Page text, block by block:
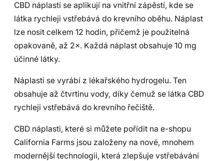
CBD náplasti se aplikují na vnitřní zápěstí, kde se
látka rychleji vstřebává do krevního oběhu. Náplast
lze nosit celkem 12 hodin, přičemž je použitelná
opakovaně, až 2×. Každá náplast obsahuje 10 mg
účinné látky.
Náplasti se vyrábí z lékařského hydrogelu. Ten
obsahuje až čtvrtinu vody, díky čemuž se látka CBD
rychleji vstřebává do krevního řečiště.
CBD náplasti, které si můžete pořídit na e-shopu
California Farms jsou založeny na nové, mnohem
modernější technologii, která zlepšuje vstřebávání